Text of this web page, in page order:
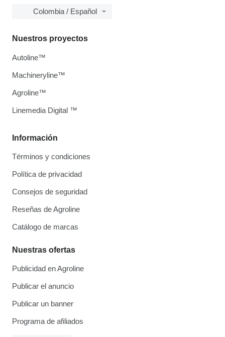
Colombia / Español
Información
Términos y condiciones
Política de privacidad
Consejos de seguridad
Reseñas de Agroline
Catálogo de marcas
Nuestras ofertas
Publicidad en Agroline
Publicar el anuncio
Publicar un banner
Programa de afiliados
Nuestros proyectos
Autoline™
Machineryline™
Agroline™
Linemedia Digital ™